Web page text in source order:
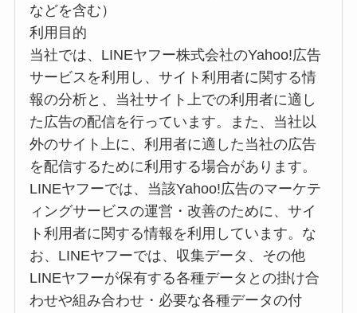
などを含む）
利用目的
当社では、LINEヤフー株式会社のYahoo!広告
サービスを利用し、サイト利用者に関する情
報の分析と、当社サイト上での利用者に適し
た広告の配信を行っています。また、当社以
外のサイト上に、利用者に適した当社の広告
を配信するために利用する場合があります。
LINEヤフーでは、当該Yahoo!広告のマーケテ
ィングサービスの運営・改善のために、サイ
ト利用者に関する情報を利用しています。な
お、LINEヤフーでは、収集データ、その他
LINEヤフーが保有する各種データとの掛け合
わせや組み合わせ・必要な各種データの付